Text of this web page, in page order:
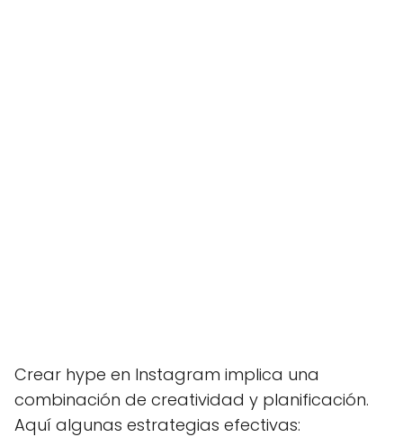
Crear hype en Instagram implica una
combinación de creatividad y planificación.
Aquí algunas estrategias efectivas: